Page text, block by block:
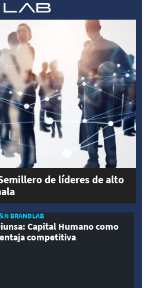
de líderes de alto
BRANDLAB
Capital Humano como
competitiva